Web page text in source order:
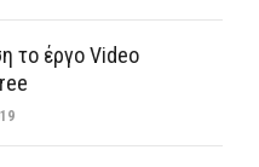
το έργο Video